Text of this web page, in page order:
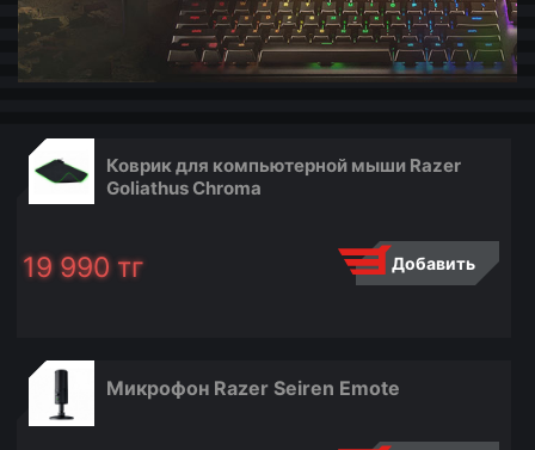
Коврик для компьютерной мыши Razer
Goliathus Chroma
Добавить
19 990тг
Микрофон Razer Seiren Emote